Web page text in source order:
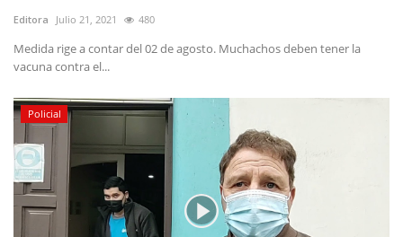
Editora Julio 21, 2021 480
Medida rige a contar del 02 de agosto. Muchachos deben tener la
vacuna contra el...
Policial